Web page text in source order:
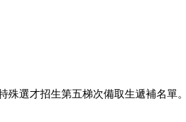
殊選才招生第五梯次備取生遞補名單。